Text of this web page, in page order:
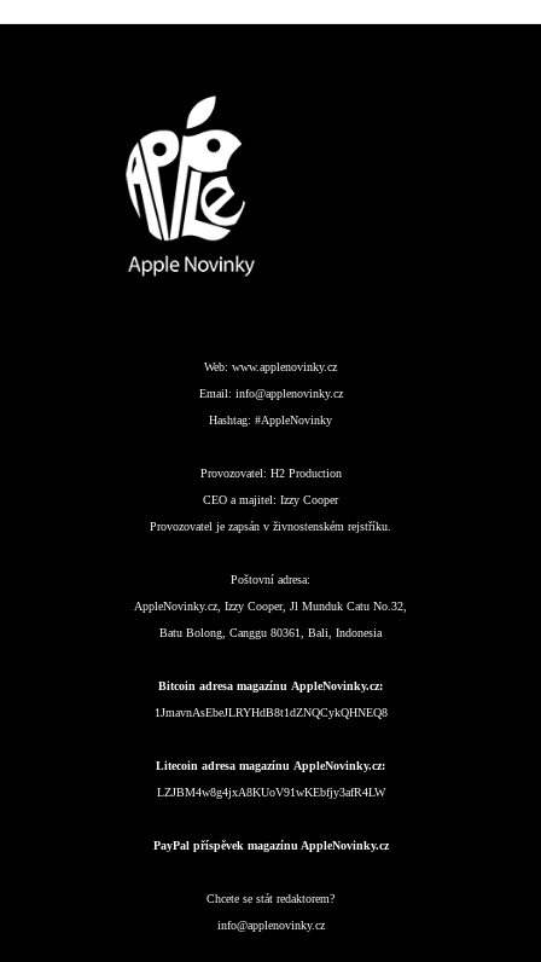
Web: www.applenovinky.cz
Email: info@applenovinky.cz
Hashtag: #AppleNovinky
Provozovatel: H2 Production
CEO a majitel: Izzy Cooper
Provozovatel je zapsán v živnostenském rejstříku.
Poštovní adresa:
AppleNovinky.cz, Izzy Cooper, Jl Munduk Catu No.32,
Batu Bolong, Canggu 80361, Bali, Indonesia
Bitcoin adresa magazínu AppleNovinky.cz:
1JmavnAsEbeJLRYHdB8t1dZNQCykQHNEQ8
Litecoin adresa magazínu AppleNovinky.cz:
LZJBM4w8g4jxA8KUoV91wKEbfjy3afR4LW
PayPal příspěvek magazínu AppleNovinky.cz
Chcete se stát redaktorem?
info@applenovinky.cz